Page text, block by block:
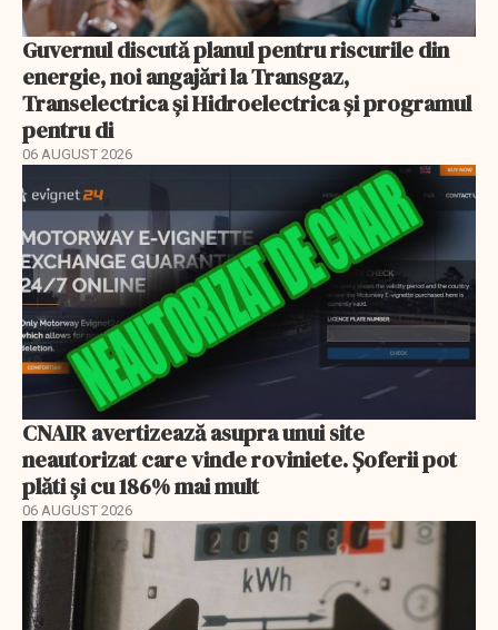
Guvernul discută planul pentru riscurile din
energie, noi angajări la Transgaz,
Transelectrica și Hidroelectrica și programul
pentru di
06 AUGUST 2026
CNAIR avertizează asupra unui site
neautorizat care vinde roviniete. Șoferii pot
plăti și cu 186% mai mult
06 AUGUST 2026